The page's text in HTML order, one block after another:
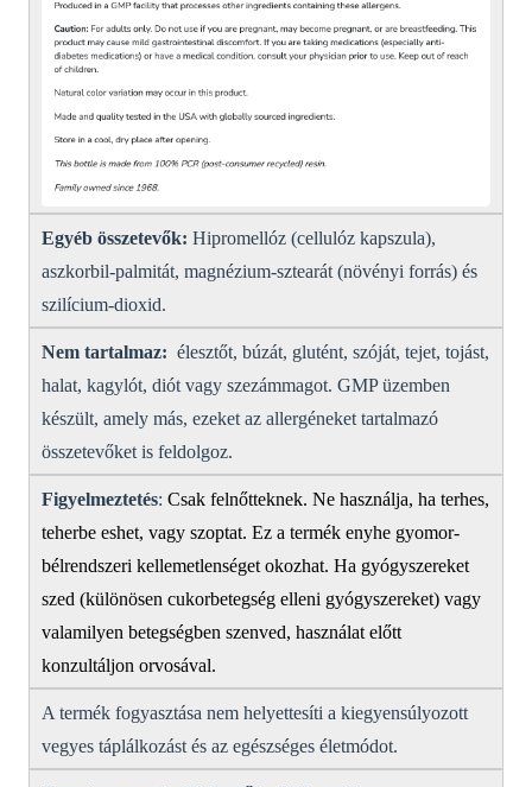
Egyéb összetevők: Hipromellóz (cellulóz kapszula),
aszkorbil-palmitát, magnézium-sztearát (növényi forrás) és
szilícium-dioxid.
Nem tartalmaz: élesztőt, búzát, glutént, szóját, tejet, tojást,
halat, kagylót, diót vagy szezámmagot. GMP üzemben
készült, amely más, ezeket az allergéneket tartalmazó
összetevőket is feldolgoz.
Figyelmeztetés: Csak felnőtteknek. Ne használja, ha terhes,
teherbe eshet, vagy szoptat. Ez a termék enyhe gyomor-
bélrendszeri kellemetlenséget okozhat. Ha gyógyszereket
szed (különösen cukorbetegség elleni gyógyszereket) vagy
valamilyen betegségben szenved, használat előtt
konzultáljon orvosával.
A termék fogyasztása nem helyettesíti a kiegyensúlyozott
vegyes táplálkozást és az egészséges életmódot.